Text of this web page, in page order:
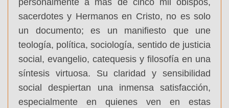
personalmente a más de cinco mil obispos,
sacerdotes y Hermanos en Cristo, no es solo
un documento; es un manifiesto que une
teología, política, sociología, sentido de justicia
social, evangelio, catequesis y filosofía en una
síntesis virtuosa. Su claridad y sensibilidad
social despiertan una inmensa satisfacción,
especialmente en quienes ven en estas